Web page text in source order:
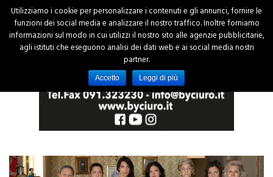
Utilizziamo i cookie per personalizzare i contenuti e gli annunci, fornire le
funzioni dei social media e analizzare il nostro traffico. Inoltre forniamo
informazioni sul modo in cui utilizzi il nostro sito alle agenzie pubblicitarie,
agli istituti che eseguono analisi dei dati web e ai social media nostri
partner.
Accetto Leggi di più